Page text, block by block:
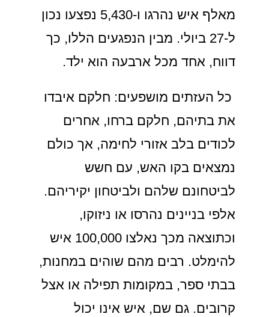
מאלף איש נהרגו ו-5,430 נפצעו נכון
ל-27 ביולי. מבין הנפגעים הללו, כך
דווח, אחד מכל ארבעה הוא ילד.
כל העזתים מושפעים: חלקם איבדו
את בתיהם, חלקם ברחו, אחרים
לכודים בלב אזורי לחימה, אך כולם
נמצאים בקו האש, עם חשש
לביטחונם שלהם ולביטחון יקיריהם.
אלפי בניינים נהרסו או ניזוקו,
וכתוצאה מכך נאלצו 100,000 איש
להימלט. רבים מהם שוהים במחנות,
בבתי ספר, במקומות תפילה או אצל
קרובים. גם שם, איש אינו יכול